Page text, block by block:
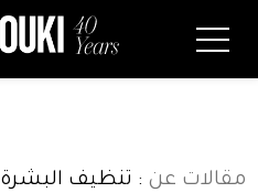
مقالات عن : تنظيف البشرة